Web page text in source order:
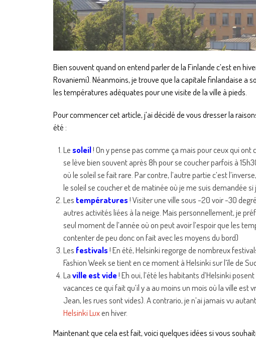
Bien souvent quand on entend parler de la Finlande c’est en
Rovaniemi). Néanmoins, je trouve que la capitale finlandaise a
les températures adéquates pour une visite de la ville à pieds.
Pour commencer cet article, j’ai décidé de vous dresser la
été :
Lesoleil! On y pense pas comme ça mais pour ceux qui
se lève bien souvent après 8h pour se coucher parfois à
où le soleil se fait rare. Par contre, l’autre partie c’est
le soleil se coucher et de matinée où je me suis demandée
Les températures! Visiter une ville sous -20 voir -30
autres activités liées à la neige. Mais personnellement, je
seul moment de l’année où on peut avoir l’espoir que les
contenter de peu donc on fait avec les moyens du bord)
Les festivals! En été, Helsinki regorge de nombreux
Fashion Week se tient en ce moment à Helsinki sur l’île de
Laville est vide! Eh oui, l’été les habitants d’Helsinki
vacances ce qui fait qu’il y a au moins un mois où la ville
Jean, les rues sont vides). A contrario, je n’ai jamais vu
Helsinki Luxen hiver.
Maintenant que cela est fait, voici quelques idées si vous